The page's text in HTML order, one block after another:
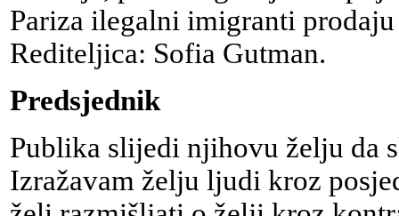
Pariza ilegalni imigranti
Rediteljica: Sofia Gutman.
Predsjednik
Publika slijedi njihovu želju
Izražavam želju ljudi kroz